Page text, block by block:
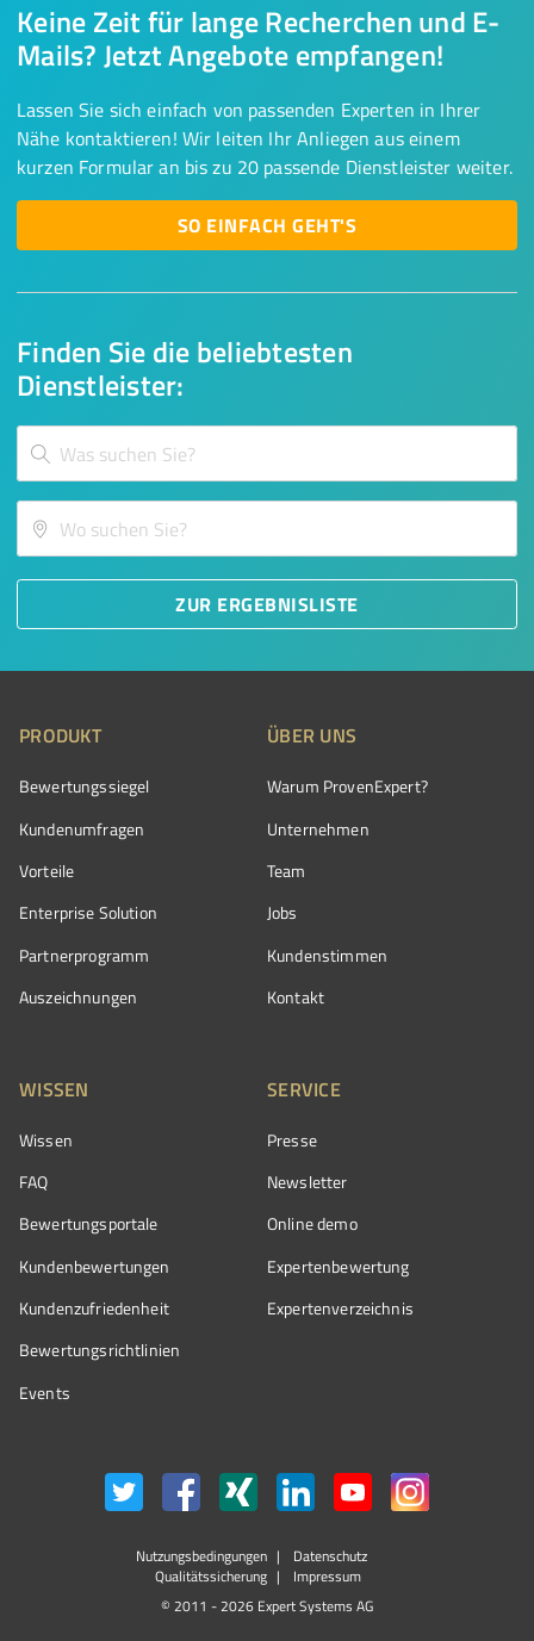
Finden Sie die beliebtesten
Dienstleister:
ZUR ERGEBNISLISTE
Keine Zeit für lange Recherchen und E-
Mails? Jetzt Angebote empfangen!
Lassen Sie sich einfach von passenden Experten in Ihrer
Nähe kontaktieren! Wir leiten Ihr Anliegen aus einem
kurzen Formular an bis zu 20 passende Dienstleister weiter.
SO EINFACH GEHT'S
PRODUKT
Bewertungssiegel
Kundenumfragen
Vorteile
Enterprise Solution
Partnerprogramm
Auszeichnungen
ÜBER UNS
Warum ProvenExpert?
Unternehmen
Team
Jobs
Kundenstimmen
Kontakt
WISSEN
Wissen
FAQ
Bewertungsportale
Kundenbewertungen
Kundenzufriedenheit
Bewertungs­richtlinien
Events
SERVICE
Presse
Newsletter
Online demo
Expertenbewertung
Expertenverzeichnis
Nutzungsbedingungen
Datenschutz
Qualitätssicherung
Impressum
© 2011 - 2026 Expert Systems AG